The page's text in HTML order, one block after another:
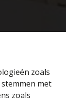
zoals
met
zoals